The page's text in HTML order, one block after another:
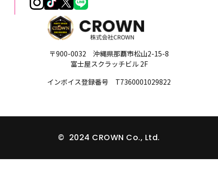
〒900-0032 沖縄県那覇市松山2-15-8
富士屋スクラッチビル 2F
インボイス登録番号 T7360001029822
© 2024 CROWN Co., Ltd.